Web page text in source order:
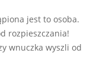
jest to osoba.
rozpieszczania!
wnuczka wyszli od